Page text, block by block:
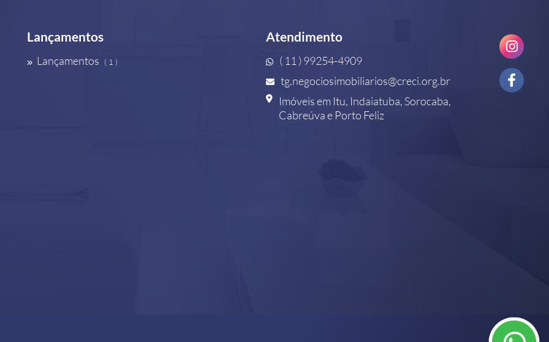
Lançamentos
Lançamentos ( 1 )
Atendimento
( 11 ) 99254-4909
tg.negociosimobiliarios@creci.org.br
Imóveis em Itu, Indaiatuba, Sorocaba,
Cabreúva e Porto Feliz